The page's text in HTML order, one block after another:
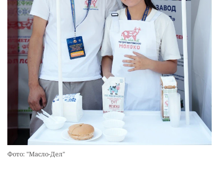
Фото: "Масло-Дел"